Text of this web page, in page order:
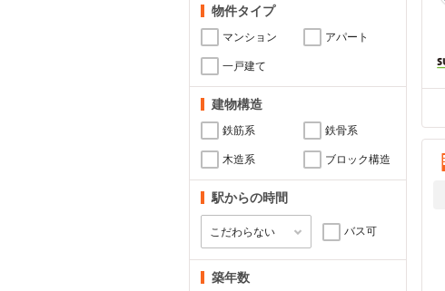
物件タイプ
マンション アパート
一戸建て
建物構造
鉄筋系 鉄骨系
木造系 ブロック構造
駅からの時間
バス可
築年数